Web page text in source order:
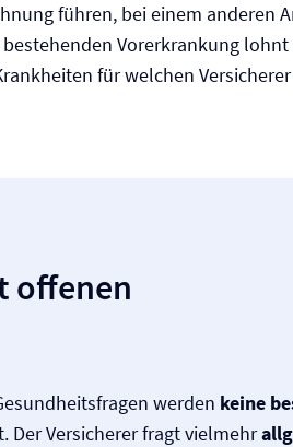
führen, bei einem anderen
Vorerkrankung lohnt
für welchen
offenen
werden keine
Der Versicherer fragt vielmehr